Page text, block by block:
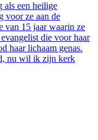
als een heilige
voor ze aan de
van 15 jaar waarin ze
die voor haar
haar lichaam genas.
nu wil ik zijn kerk